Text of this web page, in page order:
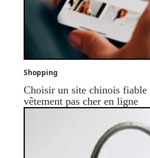
Shopping
Choisir un site chinois fiable
vêtement pas cher en ligne